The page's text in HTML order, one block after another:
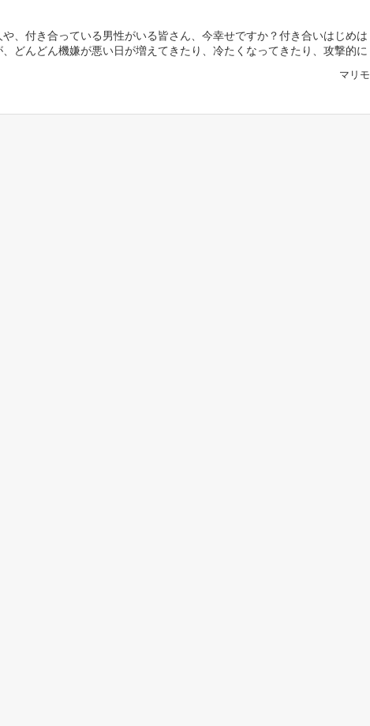
、付き合っている男性がいる皆さん、今幸せですか？付き合いはじめは
どんどん機嫌が悪い日が増えてきたり、冷たくなってきたり、攻撃的に
マリモ